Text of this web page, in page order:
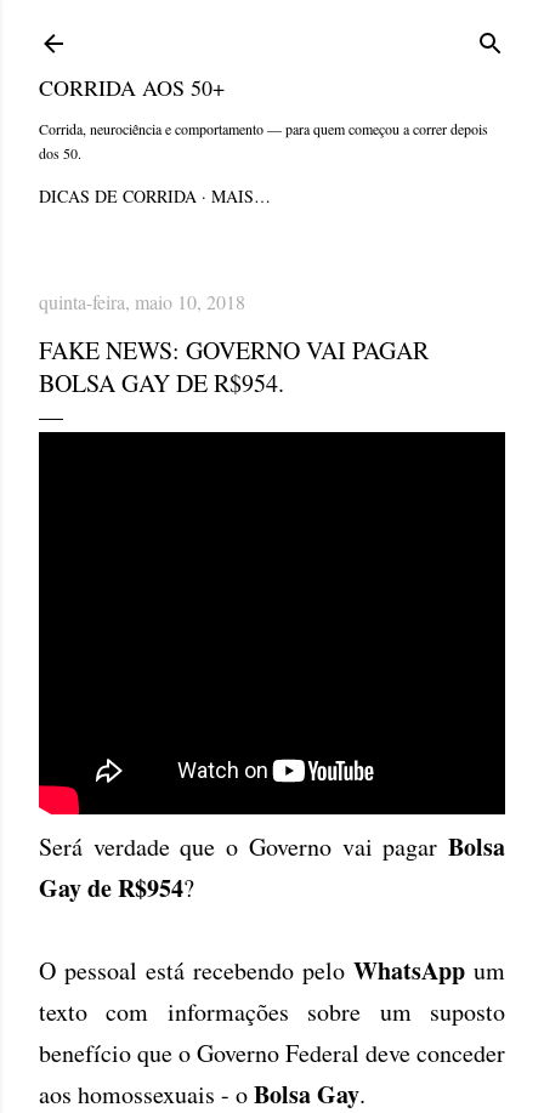
CORRIDA AOS 50+
Corrida, neurociência e comportamento — para quem começou a correr depois
dos 50.
DICAS DE CORRIDA MAIS…
quinta-feira, maio 10, 2018
FAKE NEWS: GOVERNO VAI PAGAR
BOLSA GAY DE R$954.
Será verdade que o Governo vai pagar Bolsa
Gay de R$954?
O pessoal está recebendo pelo WhatsApp um
texto com informações sobre um suposto
benefício que o Governo Federal deve conceder
aos homossexuais - oBolsa Gay.